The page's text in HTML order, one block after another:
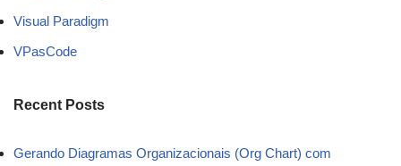
Visual Paradigm
VPasCode
Recent Posts
Gerando Diagramas Organizacionais (Org Chart) com